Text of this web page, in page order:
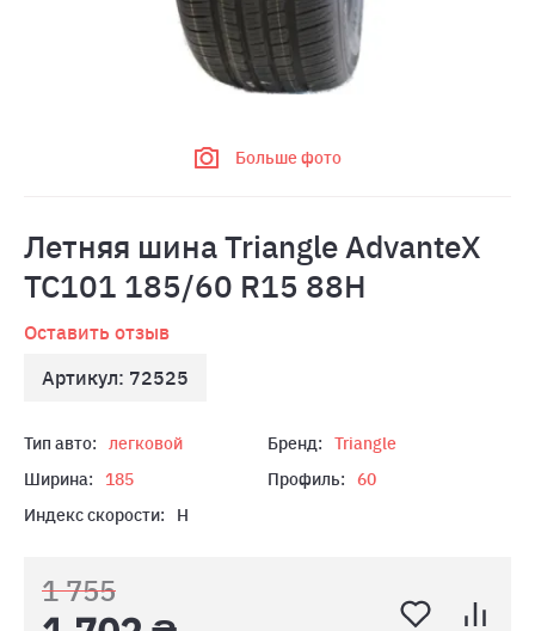
Больше фото
Летняя шина Triangle AdvanteX
TC101 185/60 R15 88H
Оставить отзыв
Артикул: 72525
Тип авто: легковой Бренд:
Triangle
Ширина:
185 Профиль:
60
Индекс скорости:
H
1 755